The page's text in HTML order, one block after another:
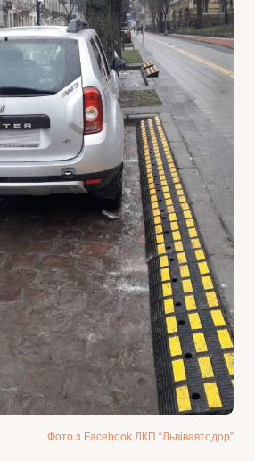
Фото з Facebook ЛКП “Львівавтодор”